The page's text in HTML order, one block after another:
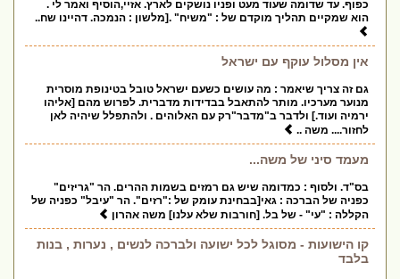
כפוף. עד שדומה שעוד מעט ופניו נושקים לארץ. אזיי,הוסיף ואמר לי .
הוא שמקיים תהליך מוקדם של : "משיח" .[מלשון : הנמכה. דהיינו שח..
אין מסלול עוקף עם ישראל
גם זה צריך שיאמר : מה עושים כשעם ישראל טובל בטינופת מוסרית
מנוער מערכיו. מותר להתאבל בבדידות מדברית. לפרוש מהם [אליהו
ירמיה ועוד.] ולדבר ב"מדבר"רק עם האלוהים . ולהתפלל שיהיה לאן
לחזור.... משה ..
מעמד סיני של משה...
בס"ד. ולסוף : כמדומה שיש גם רמזים בשמות ההרים. הר "גריזים"
כפניה של הברכה : גאי[בבחינת עומק של :"רזים". הר "עיבל" כפניה של
הקללה : "עי" - של בל. [חורבות שלא עלנו] משה אהרון
קו הישועות - מסוגל לכל ישועה ולברכה לנשים , נערות , בנות
בלבד